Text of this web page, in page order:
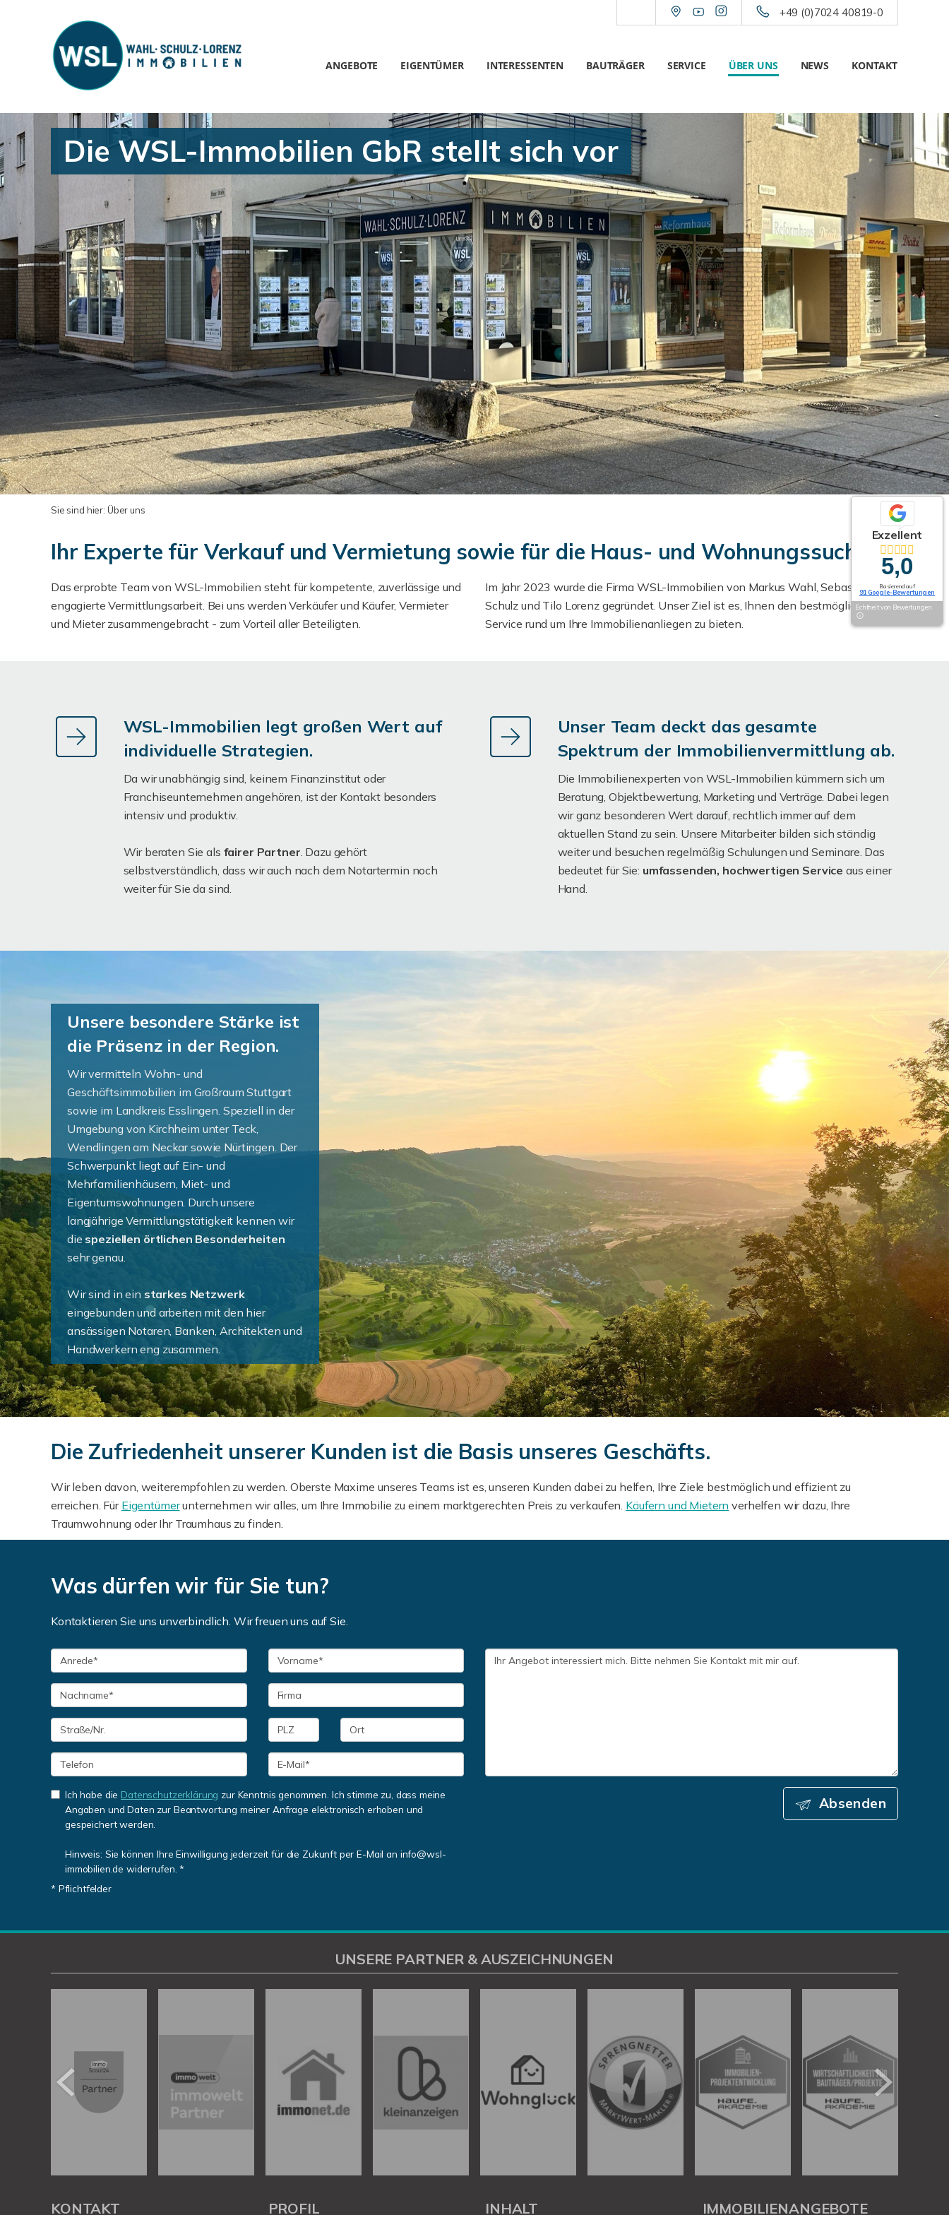
+49 (0)7024 40819-0
ANGEBOTE EIGENTÜMER INTERESSENTEN BAUTRÄGER SERVICE ÜBER UNS NEWS KONTAKT
Die WSL-Immobilien GbR stellt sich vor
Sie sind hier: Über uns
Ihr Experte für Verkauf und Vermietung sowie für die Haus- und Wohnungssuche
Das erprobte Team von WSL-Immobilien steht für kompetente, zuverlässige und
engagierte Vermittlungsarbeit. Bei uns werden Verkäufer und Käufer, Vermieter
und Mieter zusammengebracht - zum Vorteil aller Beteiligten.
Im Jahr 2023 wurde die Firma WSL-Immobilien von Markus Wahl, Sebastian
Schulz und Tilo Lorenz gegründet. Unser Ziel ist es, Ihnen den bestmöglichen
Service rund um Ihre Immobilienanliegen zu bieten.
WSL-Immobilien legt großen Wert auf
individuelle Strategien.
Da wir unabhängig sind, keinem Finanzinstitut oder
Franchiseunternehmen angehören, ist der Kontakt besonders
intensiv und produktiv.
Wir beraten Sie als fairer Partner. Dazu gehört
selbstverständlich, dass wir auch nach dem Notartermin noch
weiter für Sie da sind.
Unser Team deckt das gesamte
Spektrum der Immobilienvermittlung ab.
Die Immobilienexperten von WSL-Immobilien kümmern sich um
Beratung, Objektbewertung, Marketing und Verträge. Dabei legen
wir ganz besonderen Wert darauf, rechtlich immer auf dem
aktuellen Stand zu sein. Unsere Mitarbeiter bilden sich ständig
weiter und besuchen regelmäßig Schulungen und Seminare. Das
bedeutet für Sie: umfassenden, hochwertigen Serviceaus einer
Hand.
Unsere besondere Stärke ist
die Präsenz in der Region.
Wir vermitteln Wohn- und
Geschäftsimmobilien im Großraum Stuttgart
sowie im Landkreis Esslingen. Speziell in der
Umgebung von Kirchheim unter Teck,
Wendlingen am Neckar sowie Nürtingen. Der
Schwerpunkt liegt auf Ein- und
Mehrfamilienhäusern, Miet- und
Eigentumswohnungen. Durch unsere
langjährige Vermittlungstätigkeit kennen wir
die speziellen örtlichen Besonderheiten
sehr genau.
Wir sind in ein starkes Netzwerk
eingebunden und arbeiten mit den hier
ansässigen Notaren, Banken, Architekten und
Handwerkern eng zusammen.
Die Zufriedenheit unserer Kunden ist die Basis unseres Geschäfts.
Wir leben davon, weiterempfohlen zu werden. Oberste Maxime unseres Teams ist es, unseren Kunden dabei zu helfen, Ihre Ziele bestmöglich und effizient zu
erreichen. Für Eigentümerunternehmen wir alles, um Ihre Immobilie zu einem marktgerechten Preis zu verkaufen. Käufern und Mietern verhelfen wir dazu, Ihre
Traumwohnung oder Ihr Traumhaus zu finden.
Was dürfen wir für Sie tun?
Kontaktieren Sie uns unverbindlich. Wir freuen uns auf Sie.
Ich habe die Datenschutzerklärung zur Kenntnis genommen. Ich stimme zu, dass meine
Angaben und Daten zur Beantwortung meiner Anfrage elektronisch erhoben und
gespeichert werden.
Hinweis: Sie können Ihre Einwilligung jederzeit für die Zukunft per E-Mail an info@wsl-
immobilien.de widerrufen. *
* Pflichtfelder
Absenden
Exzellent
5,0
Basierend auf
91 Google-Bewertungen
Echtheit von Bewertungen
UNSERE PARTNER & AUSZEICHNUNGEN
KONTAKT PROFIL INHALT IMMOBILIENANGEBOTE